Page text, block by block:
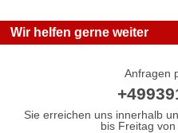
Wir helfen gerne weiter
Anfragen
Sie erreichen uns innerhalb
bis Freitag